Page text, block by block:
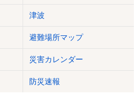
津波
避難場所マップ
災害カレンダー
防災速報